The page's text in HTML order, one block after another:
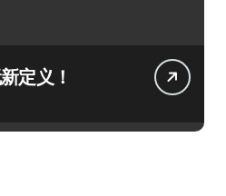
定义！